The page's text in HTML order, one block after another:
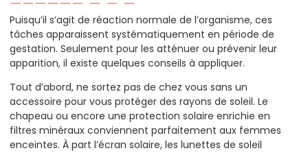
Puisqu’il s’agit de réaction normale de l’organisme, ces
tâches apparaissent systématiquement en période de
gestation. Seulement pour les atténuer ou prévenir leur
apparition, il existe quelques conseils à appliquer.
Tout d’abord, ne sortez pas de chez vous sans un
accessoire pour vous protéger des rayons de soleil. Le
chapeau ou encore une protection solaire enrichie en
filtres minéraux conviennent parfaitement aux femmes
enceintes. À part l’écran solaire, les lunettes de soleil